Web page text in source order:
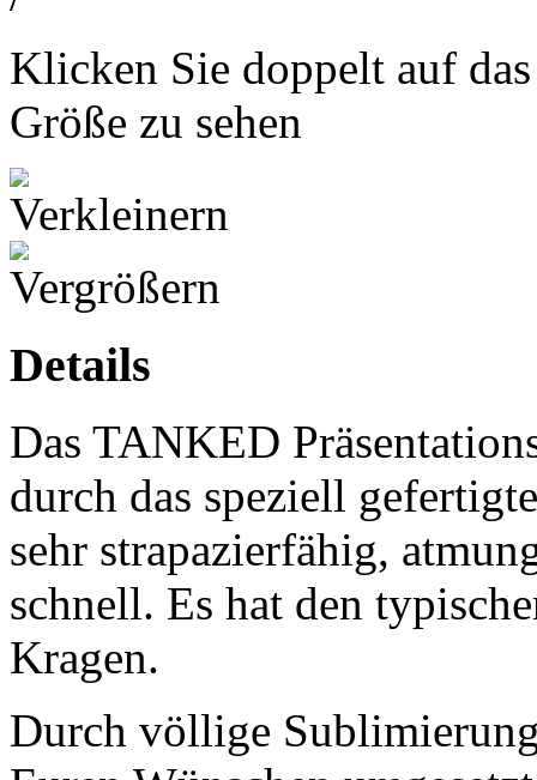
Klicken Sie doppelt auf
Größe zu sehen
Details
Das TANKED
durch das speziell
sehr strapazierfähig,
schnell. Es hat den
Kragen.
Durch völlige